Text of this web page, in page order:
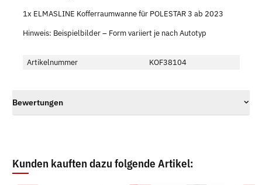
1x ELMASLINE Kofferraumwanne für POLESTAR 3 ab 2023
Hinweis: Beispielbilder – Form variiert je nach Autotyp
Artikelnummer KOF38104
Bewertungen
Kunden kauften dazu folgende Artikel: